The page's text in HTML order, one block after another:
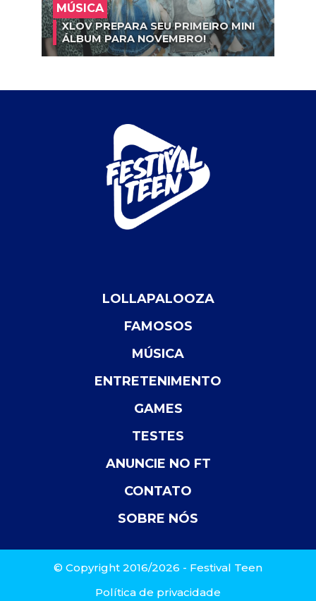
MÚSICA
XLOV PREPARA SEU PRIMEIRO MINI
ÁLBUM PARA NOVEMBRO!
LOLLAPALOOZA
FAMOSOS
MÚSICA
ENTRETENIMENTO
GAMES
TESTES
ANUNCIE NO FT
CONTATO
SOBRE NÓS
© Copyright 2016/2026 - Festival Teen
Política de privacidade